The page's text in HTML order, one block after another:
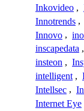
Inkovideo ,
Innotrends ,
Innovo ,
inscapedata ,
insteon ,
intelligent ,
Intellsec ,
Internet Eye